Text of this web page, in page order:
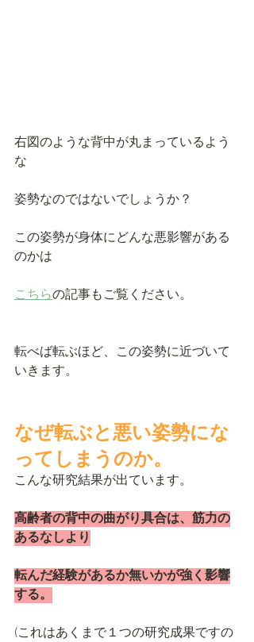
右図のような背中が丸まっているよう
な
姿勢なのではないでしょうか？
この姿勢が身体にどんな悪影響がある
のかは
こちらの記事もご覧ください。
転べば転ぶほど、この姿勢に近づいて
いきます。
なぜ転ぶと悪い姿勢にな
ってしまうのか。
こんな研究結果が出ています。
高齢者の背中の曲がり具合は、筋力の
あるなしより
転んだ経験があるか無いかが強く影響
する。
(これはあくまで１つの研究成果ですの